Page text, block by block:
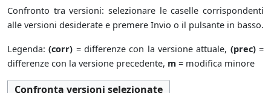
Confronto tra versioni: selezionare le caselle corrispondenti
alle versioni desiderate e premere Invio o il pulsante in basso.
Legenda:(corr) = differenze con la versione attuale, (prec)=
differenze con la versione precedente, m = modifica minore